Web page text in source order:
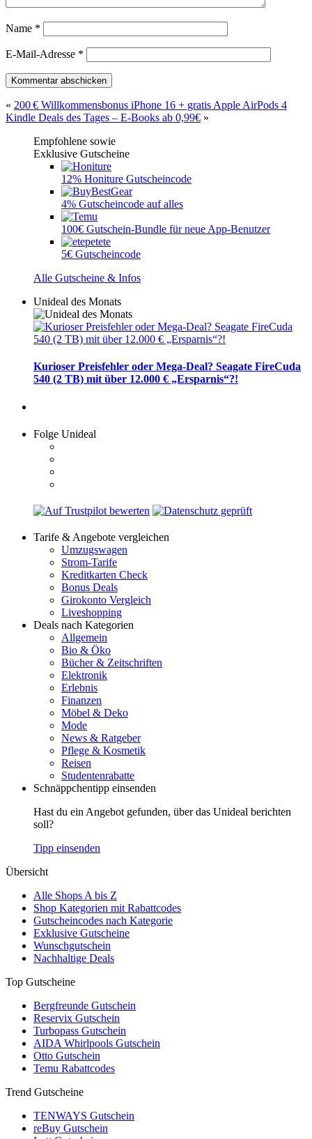
Name *
E-Mail-Adresse *
« 200 € Willkommensbonus iPhone 16 + gratis Apple AirPods 4
Kindle Deals des Tages – E-Books ab 0,99€ »
Empfohlene sowie
Exklusive Gutscheine
12% Honiture Gutscheincode
4% Gutscheincode auf alles
100€ Gutschein-Bundle für neue App-Benutzer
5€ Gutscheincode
Alle Gutscheine & Infos
Unideal des Monats
Kurioser Preisfehler oder Mega-Deal? Seagate FireCuda
540 (2 TB) mit über 12.000 € „Ersparnis“?!
Folge Unideal
Tarife & Angebote vergleichen
Umzugswagen
Strom-Tarife
Kreditkarten Check
Bonus Deals
Girokonto Vergleich
Liveshopping
Deals nach Kategorien
Allgemein
Bio & Öko
Bücher & Zeitschriften
Elektronik
Erlebnis
Finanzen
Möbel & Deko
Mode
News & Ratgeber
Pflege & Kosmetik
Reisen
Studentenrabatte
Schnäppchentipp einsenden
Hast du ein Angebot gefunden, über das Unideal berichten
soll?
Tipp einsenden
Übersicht
Alle Shops A bis Z
Shop Kategorien mit Rabattcodes
Gutscheincodes nach Kategorie
Exklusive Gutscheine
Wunschgutschein
Nachhaltige Deals
Top Gutscheine
Bergfreunde Gutschein
Reservix Gutschein
Turbopass Gutschein
AIDA Whirlpools Gutschein
Otto Gutschein
Temu Rabattcodes
Trend Gutscheine
TENWAYS Gutschein
reBuy Gutschein